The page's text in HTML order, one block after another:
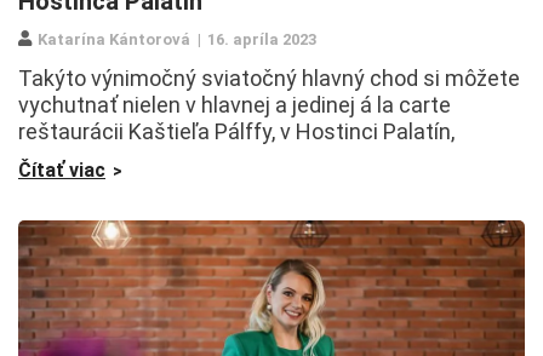
Katarína Kántorová 16. apríla 2023
Takýto výnimočný sviatočný hlavný chod si môžete
vychutnať nielen v hlavnej a jedinej á la carte
reštaurácii Kaštieľa Pálffy, v Hostinci Palatín,
Čítať viac